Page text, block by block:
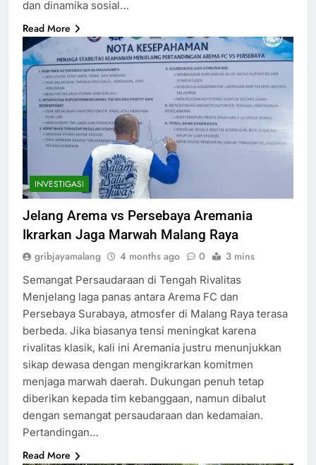
dan dinamika sosial…
Read More
INVESTIGASI
Jelang Arema vs Persebaya Aremania
Ikrarkan Jaga Marwah Malang Raya
gribjayamalang 4 months ago 0 3 mins
Semangat Persaudaraan di Tengah Rivalitas
Menjelang laga panas antara Arema FC dan
Persebaya Surabaya, atmosfer di Malang Raya terasa
berbeda. Jika biasanya tensi meningkat karena
rivalitas klasik, kali ini Aremania justru menunjukkan
sikap dewasa dengan mengikrarkan komitmen
menjaga marwah daerah. Dukungan penuh tetap
diberikan kepada tim kebanggaan, namun dibalut
dengan semangat persaudaraan dan kedamaian.
Pertandingan…
Read More